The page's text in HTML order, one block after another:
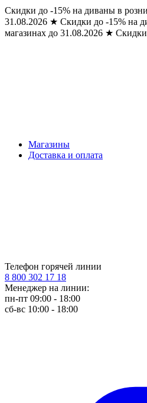
Скидки до -15% на диваны в
31.08.2026 ★ Скидки до -15% на
магазинах до 31.08.2026 ★ Скидки
Магазины
Доставка и оплата
Телефон горячей линии
8 800 302 17 18
Менеджер на линии:
пн-пт 09:00 - 18:00
сб-вс 10:00 - 18:00